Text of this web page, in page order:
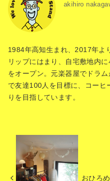
akihiro
1984年高知生まれ、2017年よ
リップにはまり、自宅敷地内
をオープン。元楽器屋でドラ
で友達100人を目標に、コーヒ
りを目指しています。
おひろ